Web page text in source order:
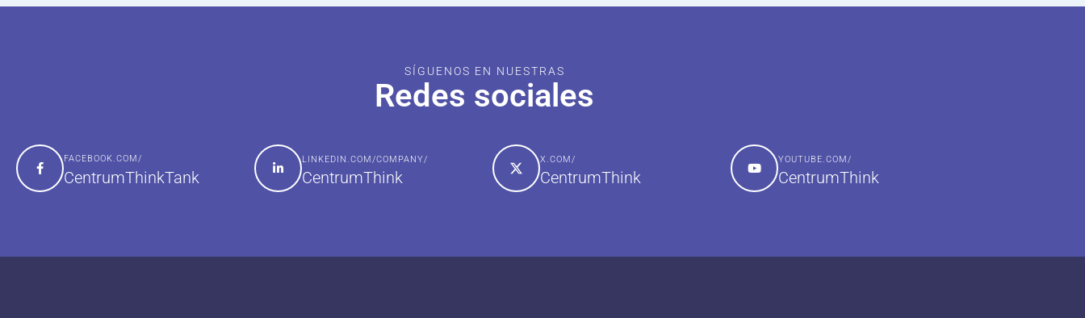
SÍGUENOS EN NUESTRAS
Redes sociales
FACEBOOK.COM/
CentrumThinkTank
LINKEDIN.COM/COMPANY/
CentrumThink
X.COM/
CentrumThink
YOUTUBE.COM/
CentrumThink